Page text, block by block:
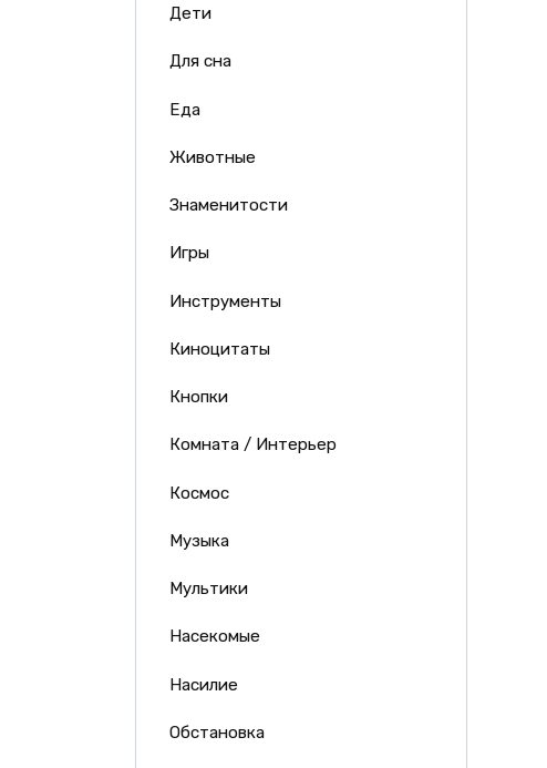
Дети
Для сна
Еда
Животные
Знаменитости
Игры
Инструменты
Киноцитаты
Кнопки
Комната / Интерьер
Космос
Музыка
Мультики
Насекомые
Насилие
Обстановка